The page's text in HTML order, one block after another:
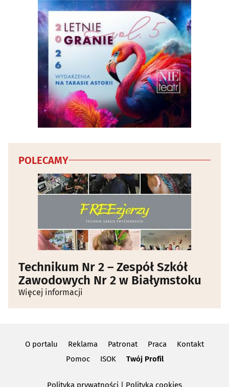
Tkaniny i artykuły tekstylne
Wentylacja (28)
Wodociągowe i kanalizacyjne przedsiębiorstwa(12)
Wykończenia, usługi remontowe(58)
Wyposażenie wnętrz(51)
Zabezpieczenia i alarmy(29)
Zabudowa balkonów(8)
Żaluzje, rolety, markizy(36)
Żaluzje, rolety, markizy - producenci(9)
POLECAMY
Technikum Nr 2 – Zespół Szkół
Zawodowych Nr 2 w Białymstoku
Więcej informacji
O portalu Reklama Patronat Praca
Kontakt
Pomoc
ISOK Twój Profil
Polityka prywatności | Polityka cookies